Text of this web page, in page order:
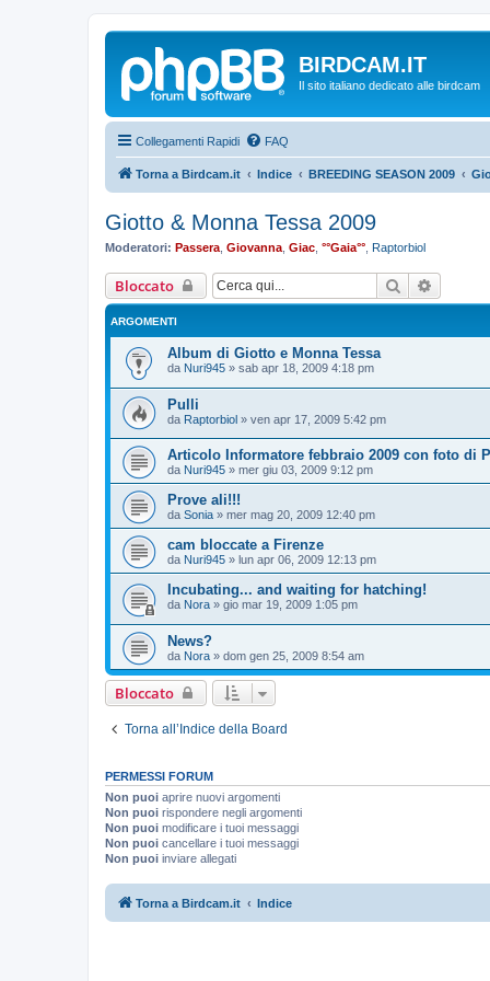
BIRDCAM.IT
Il sito italiano dedicato alle birdcam
Collegamenti Rapidi FAQ
Torna a Birdcam.it Indice BREEDING SEASON 2009
Giotto & Monna Tessa 2009
Moderatori: Passera Giovanna Giac °°Gaia°° Raptorbiol
Bloccato Cerca
ARGOMENTI
Album di Giotto e Monna Tessa
da Nuri945 » sab apr 18, 2009 4:18 pm
Pulli
da Raptorbiol » ven apr 17, 2009 5:42 pm
Articolo Informatore febbraio 2009 con foto di
da Nuri945 » mer giu 03, 2009 9:12 pm
Prove ali!!!
da Sonia » mer mag 20, 2009 12:40 pm
cam bloccate a Firenze
da Nuri945 » lun apr 06, 2009 12:13 pm
Incubating... and waiting for hatching!
da Nora » gio mar 19, 2009 1:05 pm
News?
da Nora » dom gen 25, 2009 8:54 am
Bloccato
Torna all’Indice della Board
PERMESSI FORUM
Non puoi aprire nuovi argomenti
Non puoi rispondere negli argomenti
Non puoi modificare i tuoi messaggi
Non puoi cancellare i tuoi messaggi
Non puoi inviare allegati
Torna a Birdcam.it Indice